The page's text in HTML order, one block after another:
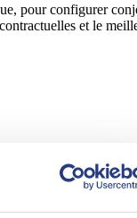
pour configurer
et le